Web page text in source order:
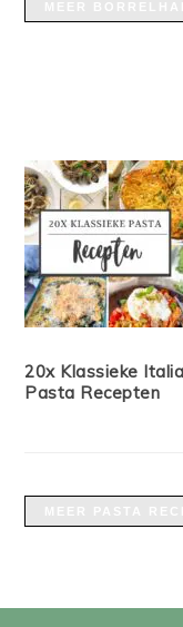
20x Klassieke
Pasta Recepten